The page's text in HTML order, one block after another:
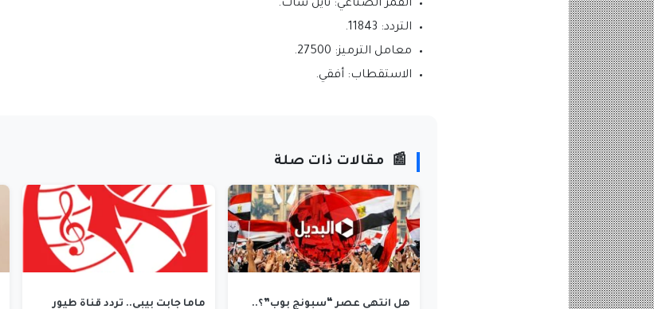
القمر الصناعي: نايل سات.
التردد: 11843.
معامل الترميز: 27500.
الاستقطاب: أفقي.
📰 مقالات ذات صلة
هل انتهى عصر “سبونج بوب”؟..
ماما جابت بيبي.. تردد قناة طيور